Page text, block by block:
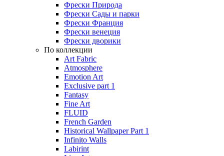
Фрески Природа
Фрески Сады и парки
Фрески Франция
Фрески венеция
Фрески дворики
По коллекции
Art Fabric
Atmosphere
Emotion Art
Exclusive part 1
Fantasy
Fine Art
FLUID
French Garden
Historical Wallpaper Part 1
Infinito Walls
Labirint